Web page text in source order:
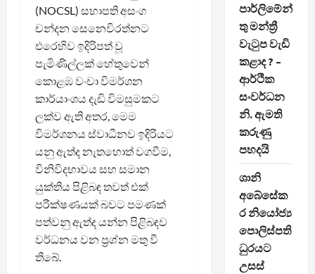
(NOCSL) සභාපති අසංග
චන්දන සෙනෙවිරත්නට
එරෙහිව ඉදිරිපත් වූ
පැමිණිල්ලක් හේතුවෙන්
කොළඹ වංචා විමර්ශන
කාර්යාංශය දැඩි විමසුමකට
ලක්ව ඇති අතර, මෙම
විමර්ශනය ස්වාධීනව ඉදිරියට
යනු ඇත්ද නැතහොත් වගවීම,
විනිවිදභාවය සහ සමාන
යුක්තිය පිළිබඳ තවත් එක්
පරීක්ෂණයක් බවට පමණක්
පත්වනු ඇත්ද යන්න පිළිබඳව
වර්ධනය වන ප්‍රශ්න මතු වී
තිබේ.
පාර්ලිමේන්
තු මන්ත්‍රී
වැටුප වැඩි
කළාද ? –
ආර්ථික
සංවර්ධන
නි. ඇමති
කරුණු
පහදයි
ශානි
අබේසේක
ර නියෝජ්‍ය
පොලිස්පති
ධුරයට
උසස්